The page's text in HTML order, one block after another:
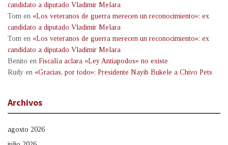
candidato a diputado Vladimir Melara
Tom en «Los veteranos de guerra merecen un reconocimiento»: ex
candidato a diputado Vladimir Melara
Tom en «Los veteranos de guerra merecen un reconocimiento»: ex
candidato a diputado Vladimir Melara
Benito en Fiscalía aclara «Ley Antiapodos» no existe
Rudy en «Gracias, por todo»: Presidente Nayib Bukele a Chivo Pets
Archivos
agosto 2026